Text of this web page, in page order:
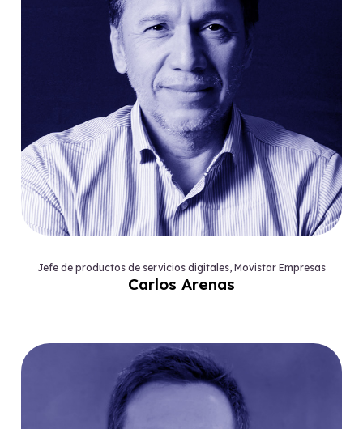
Jefe de productos de servicios digitales, Movistar Empresas
Carlos Arenas